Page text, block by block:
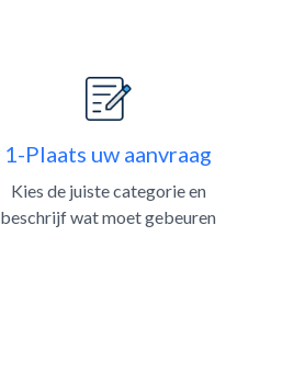
1-Plaats uw aanvraag
Kies de juiste categorie en
beschrijf wat moet gebeuren